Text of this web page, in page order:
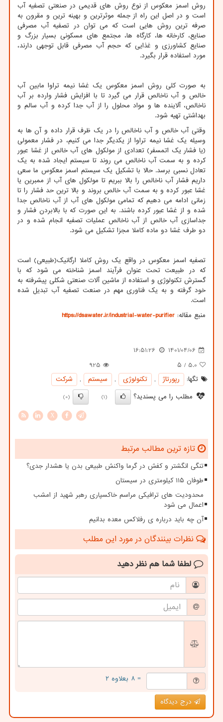
روش اسمز معکوس از نوع روش های قدیمی در صنعتی تصفیه آب
است و در اصل این راه از جمله موثرترین و بهینه ترین و مقرون به
صرفه ترین روش هایی است که می توان در تصفیه آب مصرفی
صنایع، کارخانه ها، کارگاه ها، مجتمع های مسکونی بسیار بزرگ و
صنایع کشاورزی و غذایی که حجم آب مصرفی قابل توجهی دارند،
مورد استفاده قرار بگیرد.
به صورت کلی روش اسمز معکوس یک غشا نیمه تراوا مابین آب
خالص و آب ناخالص قرار می گیرد تا با افزایش فشار وارده بر آب
ناخالص، آلاینده ها و مواد محلول را از آب جدا کرده و آب سالم و
بهداشتی تهیه شود.
وقتی آب خالص و آب ناخالص را در یک ظرف قرار داده و آن ها به
وسیله یک غشا نیمه تراوا از یکدیگر جدا می کنیم، در فشار معمولی
(یا فشار یک اتمسفر) تعدادی از مولکول های آب خالص از غشا عبور
کرده و به سمت آب ناخالص می روند تا سیستم ایجاد شده به یک
تعادل نسبی برسد. حالا با تشکیل یک سیستم اسمز معکوس ما سعی
داریم فشار آب ناخالص را بالا ببریم تا مولکول های آب از ممبرین یا
غشا عبور کرده و به سمت آب خالص بروند و بالا ترین حد فشار را تا
زمانی ادامه می دهیم که تمامی مولکول های آب از آب ناخالص جدا
شده و از غشا عبور کرده باشند. به این صورت که با بالابردن فشار و
جداسازی آب خالص از آب ناخالص عملیات تصفیه انجام شده و در
دو طرف غشا دو ماده کاملا مجزا تشکیل می شود.
تصفیه اسمز معکوس در واقع یک روش کاملا ارگانیک(طبیعی) است
که در طبیعت تحت عنوان فرآیند اسمز شناخته می شود که با
گسترش تکنولوژی و استفاده از ماشین آلات صنعتی شکلی پیشرفته به
خود گرفته و به یک فناوری مهم در صنعت تصفیه آب تبدیل شده
است.
منبع مقاله: https://dsawater.ir/industrial-water-purifier
1401/04/06
16:51:26
5.0 / ۵
925
تگها:
رپورتاژ , تكنولوژی , سیستم ,
شركت
مطلب را می پسندید؟
(1)
(0)
X
تازه ترین مطالب مرتبط
تنگی انگشتر و کفش در گرما واکنش طبیعی بدن یا هشدار جدی؟
طوفان ۱۱۵ کیلومتری در سیستان
محدودیت های ترافیکی مراسم خاکسپاری رهبر شهید از امشب
اعمال می شود
آن چه باید درباره ی رفلاکس معده بدانیم
نظرات بینندگان در مورد این مطلب
لطفا شما هم نظر دهید
= ۸ بعلاوه ۲
درج دیدگاه